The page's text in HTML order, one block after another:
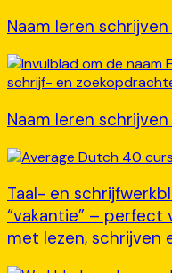
Naam leren schrijven
Naam leren
Taal- en
“vakantie” –
met lezen, schrijven